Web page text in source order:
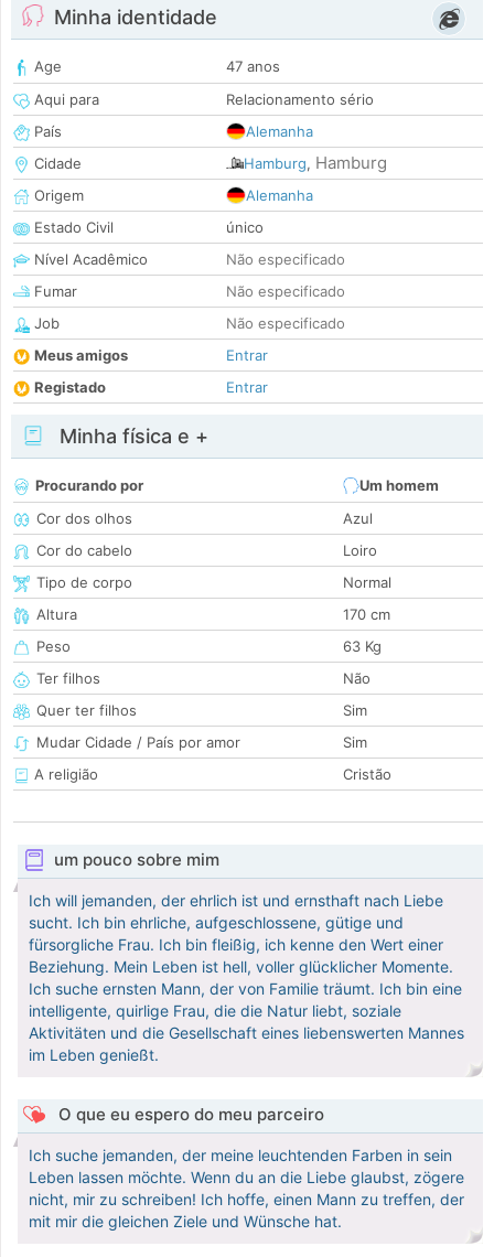
Minha identidade
Age
47 anos
Aqui para
Relacionamento sério
País
Alemanha
Cidade
Hamburg, Hamburg
Origem
Alemanha
Estado Civil
único
Nível Acadêmico
Não especificado
Fumar
Não especificado
Job
Não especificado
Meus amigos
Entrar
Registado
Entrar
Minha física e +
Procurando por
Um homem
Cor dos olhos
Azul
Cor do cabelo
Loiro
Tipo de corpo
Normal
Altura
170 cm
Peso
63 Kg
Ter filhos
Não
Quer ter filhos
Sim
Mudar Cidade / País por amor
Sim
A religião
Cristão
um pouco sobre mim
Ich will jemanden, der ehrlich ist und ernsthaft nach Liebe
sucht. Ich bin ehrliche, aufgeschlossene, gütige und
fürsorgliche Frau. Ich bin fleißig, ich kenne den Wert einer
Beziehung. Mein Leben ist hell, voller glücklicher Momente.
Ich suche ernsten Mann, der von Familie träumt. Ich bin eine
intelligente, quirlige Frau, die die Natur liebt, soziale
Aktivitäten und die Gesellschaft eines liebenswerten Mannes
im Leben genießt.
O que eu espero do meu parceiro
Ich suche jemanden, der meine leuchtenden Farben in sein
Leben lassen möchte. Wenn du an die Liebe glaubst, zögere
nicht, mir zu schreiben! Ich hoffe, einen Mann zu treffen, der
mit mir die gleichen Ziele und Wünsche hat.